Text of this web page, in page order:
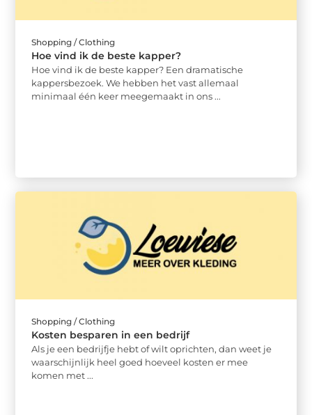
Shopping / Clothing
Hoe vind ik de beste kapper?
Hoe vind ik de beste kapper? Een dramatische
kappersbezoek. We hebben het vast allemaal
minimaal één keer meegemaakt in ons ...
Shopping / Clothing
Kosten besparen in een bedrijf
Als je een bedrijfje hebt of wilt oprichten, dan weet je
waarschijnlijk heel goed hoeveel kosten er mee
komen met ...